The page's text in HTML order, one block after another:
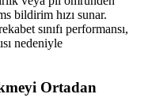
bildirim hızı sunar.
sınıfı performansı,
nedeniyle
Ortadan